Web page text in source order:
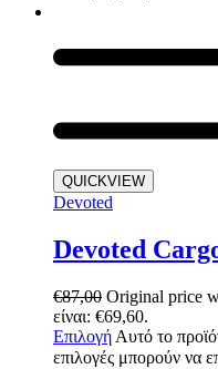
QUICKVIEW
Devoted
Devoted
€87,00 Original price
είναι: €69,60.
Επιλογή Αυτό το
επιλογές μπορούν να